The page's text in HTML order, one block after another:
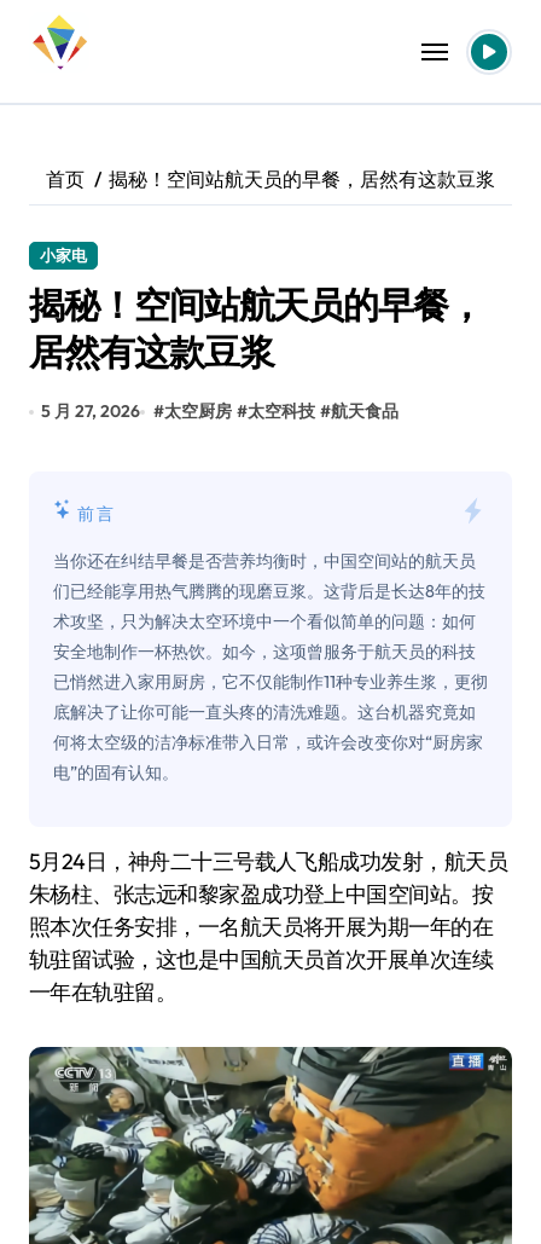
首页 揭秘！空间站航天员的早餐，居然有这款豆浆
小家电
揭秘！空间站航天员的早餐，
居然有这款豆浆
5 月 27, 2026 #太空厨房 #太空科技 #航天食品
前言
当你还在纠结早餐是否营养均衡时，中国空间站的航天员
们已经能享用热气腾腾的现磨豆浆。这背后是长达8年的技
术攻坚，只为解决太空环境中一个看似简单的问题：如何
安全地制作一杯热饮。如今，这项曾服务于航天员的科技
已悄然进入家用厨房，它不仅能制作11种专业养生浆，更彻
底解决了让你可能一直头疼的清洗难题。这台机器究竟如
何将太空级的洁净标准带入日常，或许会改变你对“厨房家
电”的固有认知。
5月24日，神舟二十三号载人飞船成功发射，航天员
朱杨柱、张志远和黎家盈成功登上中国空间站。按
照本次任务安排，一名航天员将开展为期一年的在
轨驻留试验，这也是中国航天员首次开展单次连续
一年在轨驻留。